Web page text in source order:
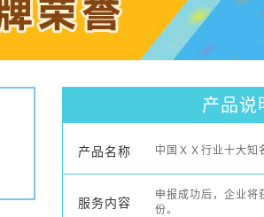
产品说
产品名称 中国ＸＸ行业十大知
服务内容
申报成功后，企业将
份。